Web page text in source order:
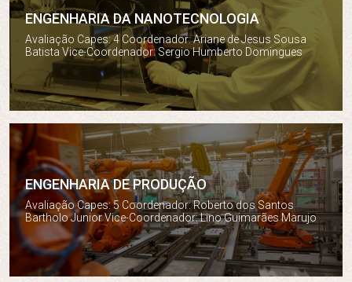
ENGENHARIA DA NANOTECNOLOGIA
Avaliação Capes: 4 Coordenador: Ariane de Jesus Sousa
Batista Vice-Coordenador: Sergio Humberto Domingues
Engenharia da Nanotecnologia
ENGENHARIA DE PRODUÇÃO
Avaliação Capes: 5 Coordenador: Roberto dos Santos
Bartholo Junior Vice-Coordenador: Lino Guimarães Marujo
Engenharia de Produção